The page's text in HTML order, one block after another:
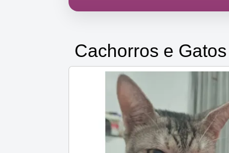
Cachorros e